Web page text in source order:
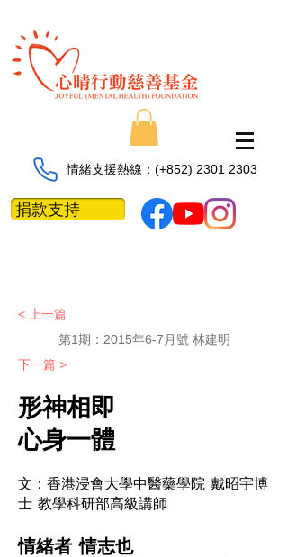
情緒支援熱線：​​(+852) 2301 2303
捐款支持
< 上一篇
第1期： 2015年6-7月號 林建明
下一篇 >
形神相即
心身一體
文：香港浸會大學中醫藥學院 戴昭宇博
士 教學科研部高級講師
情緒者 情志也